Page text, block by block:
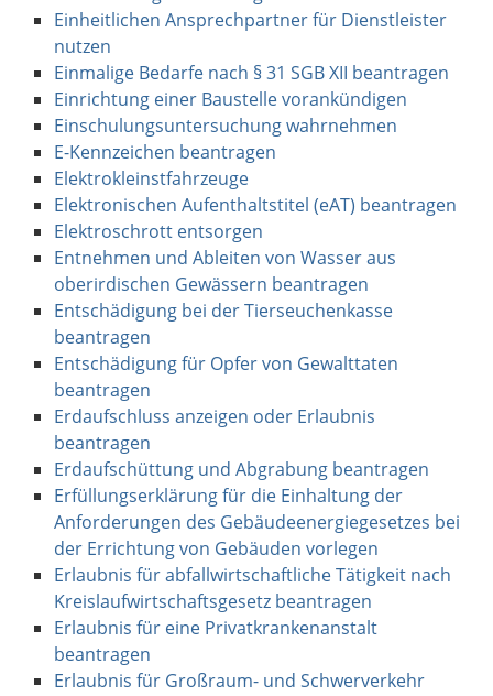
Einheitlichen Ansprechpartner für Dienstleister
nutzen
Einmalige Bedarfe nach § 31 SGB XII beantragen
Einrichtung einer Baustelle vorankündigen
Einschulungsuntersuchung wahrnehmen
E-Kennzeichen beantragen
Elektrokleinstfahrzeuge
Elektronischen Aufenthaltstitel (eAT) beantragen
Elektroschrott entsorgen
Entnehmen und Ableiten von Wasser aus
oberirdischen Gewässern beantragen
Entschädigung bei der Tierseuchenkasse
beantragen
Entschädigung für Opfer von Gewalttaten
beantragen
Erdaufschluss anzeigen oder Erlaubnis
beantragen
Erdaufschüttung und Abgrabung beantragen
Erfüllungserklärung für die Einhaltung der
Anforderungen des Gebäudeenergiegesetzes bei
der Errichtung von Gebäuden vorlegen
Erlaubnis für abfallwirtschaftliche Tätigkeit nach
Kreislaufwirtschaftsgesetz beantragen
Erlaubnis für eine Privatkrankenanstalt
beantragen
Erlaubnis für Großraum- und Schwerverkehr